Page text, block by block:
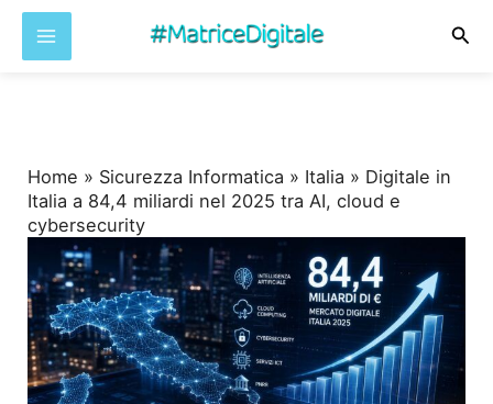
Home » Sicurezza Informatica » Italia » Digitale in
Italia a 84,4 miliardi nel 2025 tra AI, cloud e
cybersecurity